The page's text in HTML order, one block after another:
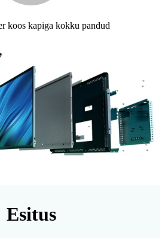
koos kapiga kokku pandud
Esitus